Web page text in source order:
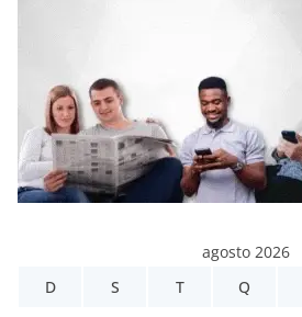
agosto 2026
D
S T Q